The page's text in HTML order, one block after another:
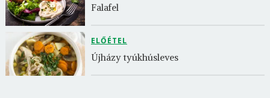
Falafel
ELŐÉTEL
Újházy tyúkhúsleves